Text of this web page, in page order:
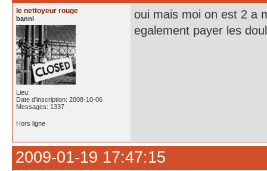
le nettoyeur rouge
banni
Lieu:
Date d'inscription: 2008-10-06
Messages: 1337
oui mais moi on est 2 a
egalement payer les
Hors ligne
2009-01-19 17:47:15